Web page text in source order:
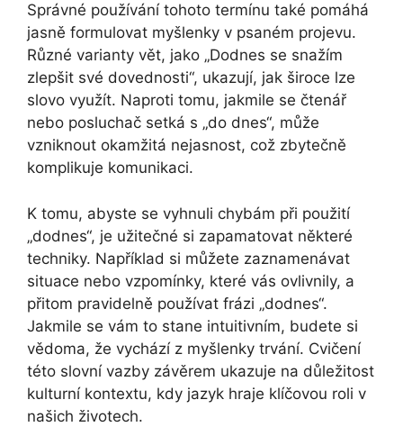
Správné používání tohoto termínu také pomáhá
jasně formulovat myšlenky v psaném projevu.
Různé varianty vět, jako „Dodnes se snažím
zlepšit své dovednosti“, ukazují, jak široce lze
slovo využít. Naproti tomu, jakmile se čtenář
nebo posluchač setká s „do dnes“, může
vzniknout okamžitá nejasnost, což zbytečně
komplikuje komunikaci.
K tomu, abyste se vyhnuli chybám při použití
„dodnes“, je užitečné si zapamatovat některé
techniky. Například si můžete zaznamenávat
situace nebo vzpomínky, které vás ovlivnily, a
přitom pravidelně používat frázi „dodnes“.
Jakmile se vám to stane intuitivním, budete si
vědoma, že vychází z myšlenky trvání. Cvičení
této slovní vazby závěrem ukazuje na důležitost
kulturní kontextu, kdy jazyk hraje klíčovou roli v
našich životech.